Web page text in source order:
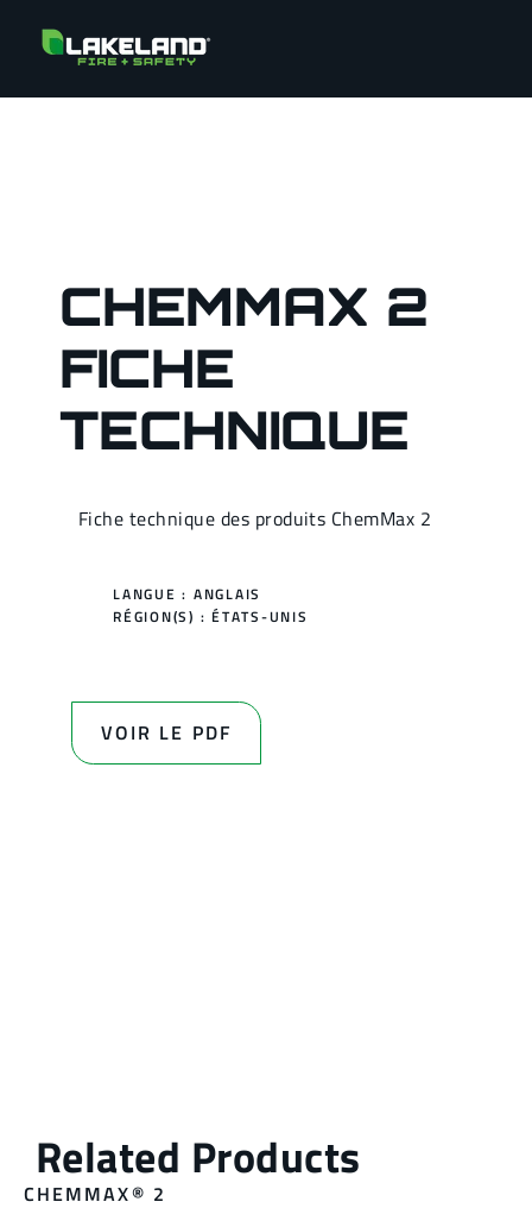
CHEMMAX 2
FICHE
TECHNIQUE
Fiche technique des produits ChemMax 2
LANGUE : ANGLAIS
RÉGION(S) : ÉTATS-UNIS
VOIR LE PDF
CHEMMAX® 2